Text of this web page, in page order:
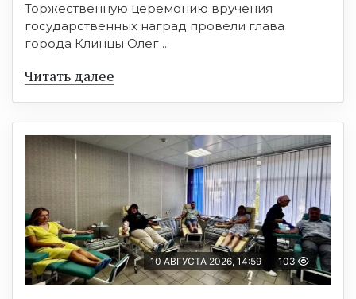
Торжественную церемонию вручения
государственных наград провели глава
города Клинцы Олег ...
Читать далее
10 АВГУСТА 2026, 14:59 103